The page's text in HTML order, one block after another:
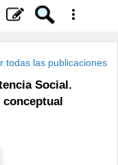
todas las publicaciones
Social.